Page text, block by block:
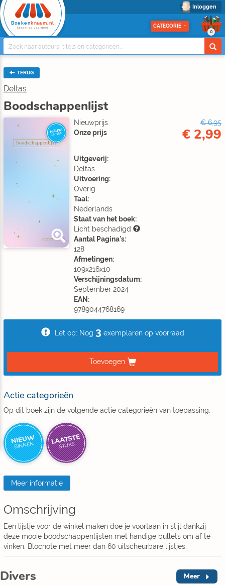
Inloggen
Boeken kraam.nl
Stapel op voordeel CATEGORIE
0
TERUG
Deltas
Boodschappenlijst
NIEUW
BINNEN
Nieuwprijs
€ 6,95
Onze prijs
€ 2,99
Uitgeverij:
Deltas
Uitvoering:
Overig
Taal:
Nederlands
Staat van het boek:
Licht beschadigd
Aantal Pagina's:
128
Afmetingen:
109x216x10
Verschijningsdatum:
September 2024
EAN:
9789044768169
Let op: Nog 3 exemplaren op voorraad
Toevoegen
Actie categorieën
Op dit boek zijn de volgende actie categorieën van toepassing:
NIEUW
BINNEN LAATSTE
STUKS
Meer informatie
Omschrijving
Een lijstje voor de winkel maken doe je voortaan in stijl dankzij
deze mooie boodschappenlijsten met handige bullets om af te
vinken. Blocnote met meer dan 60 uitscheurbare lijstjes.
Divers Meer